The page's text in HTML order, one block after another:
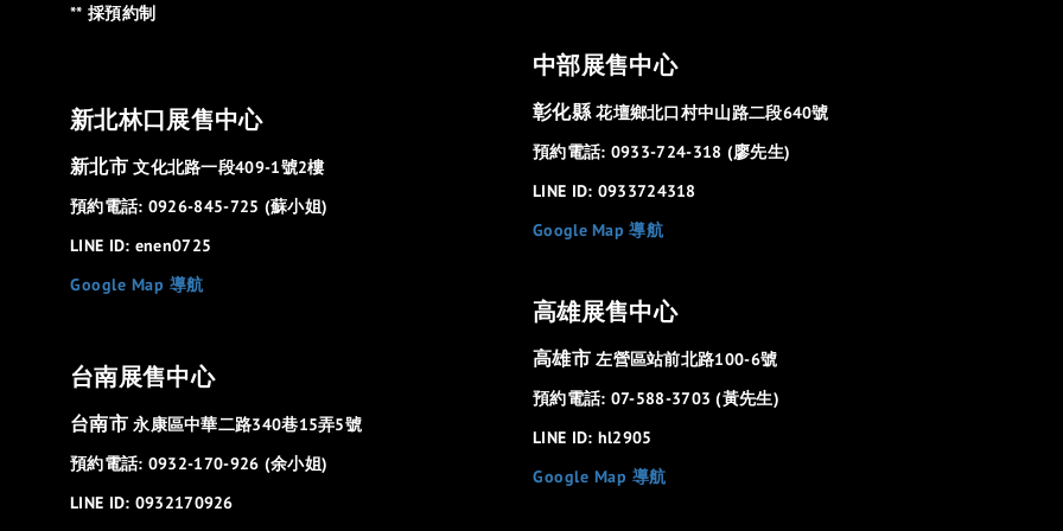
** 採預約制
新北林口展售中心
新北市文化北路一段409-1號2樓
預約電話: 0926-845-725 (蘇小姐)
LINE ID: enen0725
Google Map 導航
台南展售中心
台南市永康區中華二路340巷15弄5號
預約電話: 0932-170-926 (余小姐)
LINE ID: 0932170926
中部展售中心
彰化縣花壇鄉北口村中山路二段640號
預約電話: 0933-724-318 (廖先生)
LINE ID: 0933724318
Google Map 導航
高雄展售中心
高雄市左營區站前北路100-6號
預約電話: 07-588-3703 (黃先生)
LINE ID: hl2905
Google Map 導航